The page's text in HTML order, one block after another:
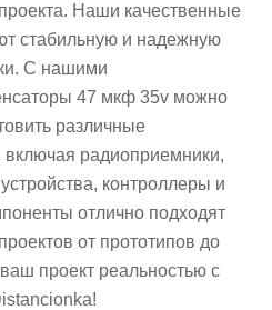
Наши качественные
стабильную и надежную
С нашими
47 мкф 35v можно
различные
включая радиоприемники,
контроллеры и
отлично подходят
от прототипов до
проект реальностью с